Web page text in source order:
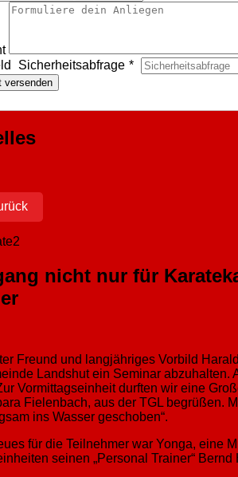
Sicherheitsabfrage *
versenden
nicht nur für
Freund und langjähriges Vorbild
Landshut ein Seminar abzuhalten.
Vormittagseinheit durften wir eine
Fielenbach, aus der TGL begrüßen.
ins Wasser geschoben“.
für die Teilnehmer war Yonga, eine
seinen „Personal Trainer“